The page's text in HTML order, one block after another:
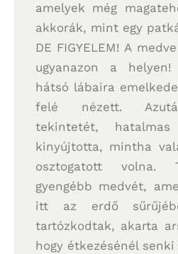
amelyek még
akkorák, mint egy
DE FIGYELEM! A
ugyanazon a
hátsó lábaira
felé nézett.
tekintetét,
kinyújtotta, mintha
osztogatott
gyengébb medvét,
itt az erdő
tartózkodtak, akarta
hogy étkezésénél